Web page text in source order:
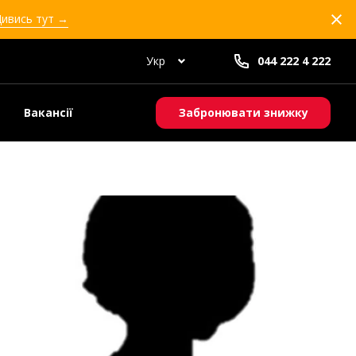
тут →
Укр 044 222 4 222
Вакансії Забронювати знижку